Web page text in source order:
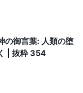
の御言葉: 人類の堕
| 抜粋 354